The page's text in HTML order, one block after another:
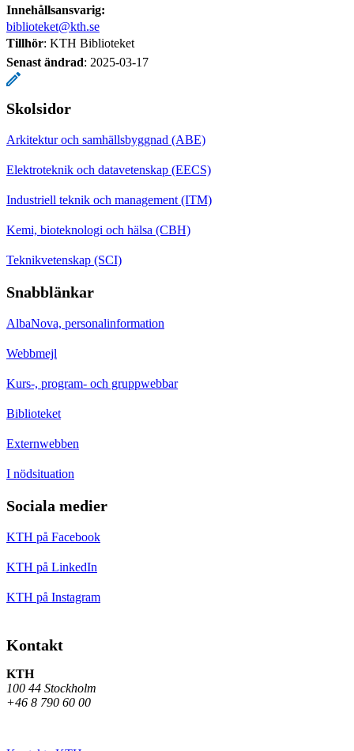
Innehållsansvarig:
biblioteket@kth.se
Tillhör: KTH Biblioteket
Senast ändrad: 2025-03-17
Skolsidor
Arkitektur och samhällsbyggnad (ABE)
Elektroteknik och datavetenskap (EECS)
Industriell teknik och management (ITM)
Kemi, bioteknologi och hälsa (CBH)
Teknikvetenskap (SCI)
Snabblänkar
AlbaNova, personalinformation
Webbmejl
Kurs-, program- och gruppwebbar
Biblioteket
Externwebben
I nödsituation
Sociala medier
KTH på Facebook
KTH på LinkedIn
KTH på Instagram
Kontakt
KTH
100 44 Stockholm
+46 8 790 60 00